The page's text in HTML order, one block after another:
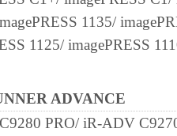
政府または関連する外国
なしに、「本ソフトウェ
たは間接に輸出してはな
1135/
1125/ imagePRESS
ADVANCE
PRO/ iR-ADV